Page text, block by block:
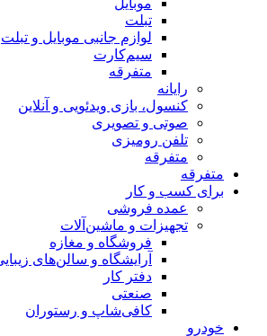
تبلت
لوازم جانبی موبایل و تبلت
سیم‌کارت
متفرقه
رایانه
کنسول، بازی‌ ویدئویی و آنلاین
صوتی و تصویری
تلفن رومیزی
متفرقه
متفرقه
برای کسب و کار
عمده فروشی
تجهیزات و ماشین‌آلات
فروشگاه و مغازه
آرایشگاه و سالن‌های زیبایی
دفتر کار
صنعتی
کافی‌شاپ و رستوران
خودرو